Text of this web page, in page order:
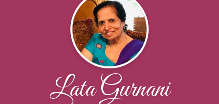
Lata Gurnani